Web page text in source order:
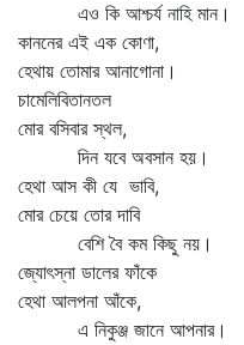
এও কি আশ্চর্য নাহি মান।
কাননের এই এক কোণা,
হেথায় তোমার আনাগোনা।
চামেলিবিতানতল
মোর বসিবার স্থল,
দিন যবে অবসান হয়।
হেথা আস কী যে ভাবি,
মোর চেয়ে তোর দাবি
বেশি বৈ কম কিছু নয়।
জ্যোৎস্না ডালের ফাঁকে
হেথা আলপনা আঁকে,
এ নিকুঞ্জ জানে আপনার।